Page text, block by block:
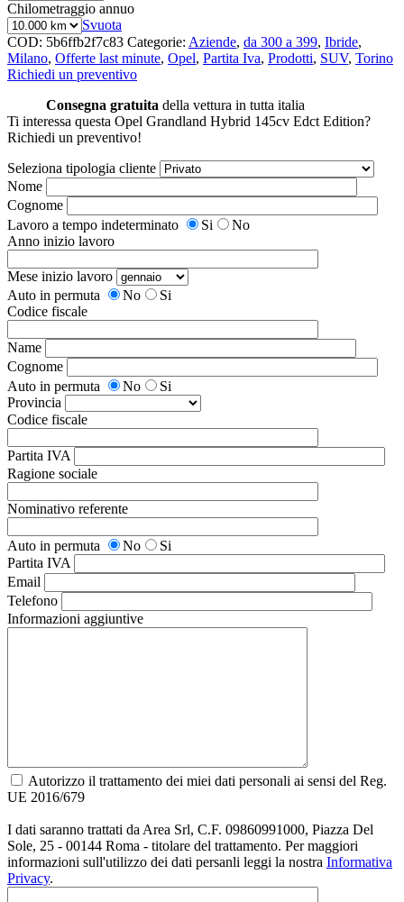
Chilometraggio annuo
Svuota
COD: 5b6ffb2f7c83 Categorie: Aziende, da 300 a 399, Ibride,
Milano, Offerte last minute, Opel, Partita Iva, Prodotti, SUV, Torino
Richiedi un preventivo
Consegna gratuita della vettura in tutta italia
Ti interessa questa Opel Grandland Hybrid 145cv Edct Edition?
Richiedi un preventivo!
Seleziona tipologia cliente
Nome
Cognome
Lavoro a tempo indeterminato
Si
No
Anno inizio lavoro
Mese inizio lavoro
Auto in permuta
No
Si
Codice fiscale
Name
Cognome
Auto in permuta
No
Si
Provincia
Codice fiscale
Partita IVA
Ragione sociale
Nominativo referente
Auto in permuta No
Si
Partita IVA
Email
Telefono
Informazioni aggiuntive
Autorizzo il trattamento dei miei dati personali ai sensi del Reg.
UE 2016/679
I dati saranno trattati da Area Srl, C.F. 09860991000, Piazza Del
Sole, 25 - 00144 Roma - titolare del trattamento. Per maggiori
informazioni sull'utilizzo dei dati persanli leggi la nostra Informativa
Privacy.